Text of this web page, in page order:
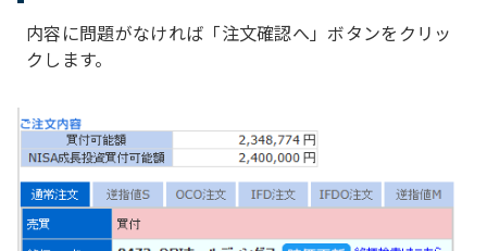
内容に問題がなければ「注文確認へ」ボタンをクリッ
クします。